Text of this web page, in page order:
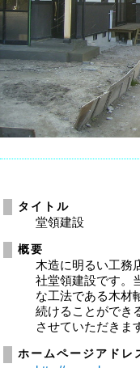
タイトル
堂領建設
概要
木造に明るい工務
社堂領建設です。
な工法である木材
続けることができ
させていただきま
ホームページアドレ